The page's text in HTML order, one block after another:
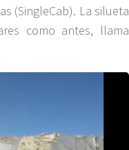
(SingleCab). La silueta
como antes, llama